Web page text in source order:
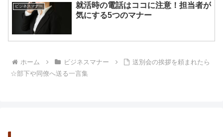
ビジネスマナー
就活時の電話はココに注意！担当者が
気にする5つのマナー
ホーム ビジネスマナー
送別会の挨拶を頼まれたら
☆部下や同僚へ送る一言集